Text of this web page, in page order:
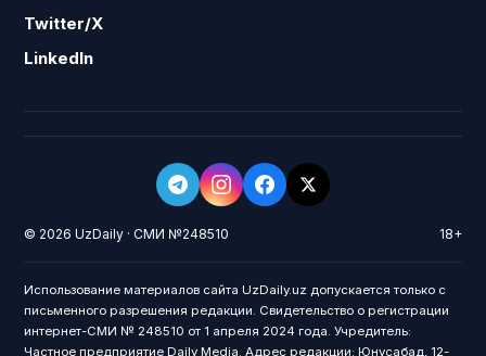
Twitter/X
LinkedIn
© 2026 UzDaily · СМИ №248510 18+
Использование материалов сайта UzDaily.uz допускается только с
письменного разрешения редакции. Свидетельство о регистрации
интернет-СМИ № 248510 от 1 апреля 2024 года. Учредитель:
Частное предприятие Daily Media. Адрес редакции: Юнусабад, 12-